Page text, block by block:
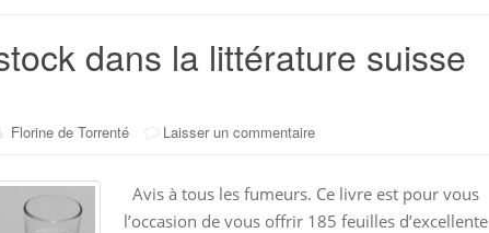
dans la littérature suisse
Florine de Torrenté Laisser un commentaire
Avis à tous les fumeurs. Ce livre est pour vous
l’occasion de vous offrir 185 feuilles d’excellente